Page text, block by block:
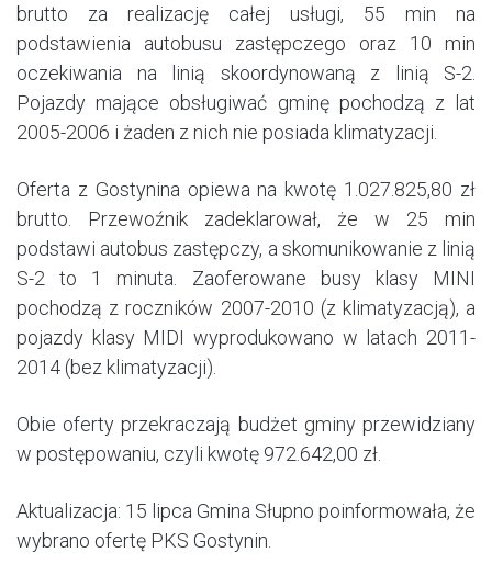
brutto za realizację całej usługi, 55 min na
podstawienia autobusu zastępczego oraz 10 min
oczekiwania na linią skoordynowaną z linią S-2.
Pojazdy mające obsługiwać gminę pochodzą z lat
2005-2006 i żaden z nich nie posiada klimatyzacji.
Oferta z Gostynina opiewa na kwotę 1.027.825,80 zł
brutto. Przewoźnik zadeklarował, że w 25 min
podstawi autobus zastępczy, a skomunikowanie z linią
S-2 to 1 minuta. Zaoferowane busy klasy MINI
pochodzą z roczników 2007-2010 (z klimatyzacją), a
pojazdy klasy MIDI wyprodukowano w latach 2011-
2014 (bez klimatyzacji).
Obie oferty przekraczają budżet gminy przewidziany
w postępowaniu, czyli kwotę 972.642,00 zł.
Aktualizacja: 15 lipca Gmina Słupno poinformowała, że
wybrano ofertę PKS Gostynin.